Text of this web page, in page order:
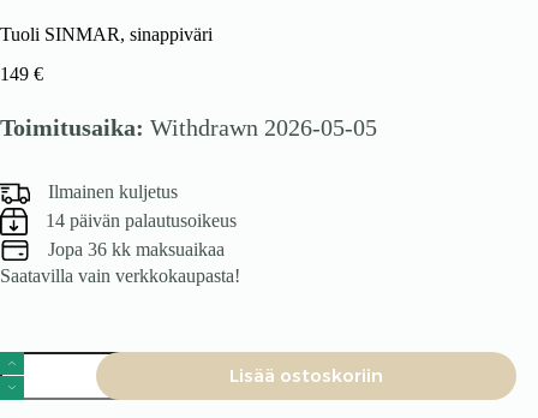
Tuoli SINMAR, sinappiväri
149 €
Toimitusaika: Withdrawn 2026-05-05
Ilmainen kuljetus
14 päivän palautusoikeus
Jopa 36 kk maksuaikaa
Saatavilla vain verkkokaupasta!
Tuoli
SINMAR,
sinappiväri
Lisää ostoskoriin